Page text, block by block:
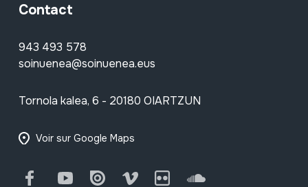
Contact
943 493 578
soinuenea@soinuenea.eus
Tornola kalea, 6 - 20180 OIARTZUN
Voir sur Google Maps
FacebookYoutube Issuu Vimeo Flickr SoundCloud